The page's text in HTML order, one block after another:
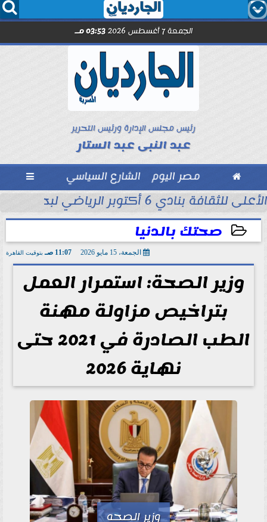
  
الجمعة 7 أغسطس 2026 03:53 مـ
رئيس مجلس الإدارة ورئيس التحرير
عبد النبى عبد الستار
 مصر اليوم الشارع السياسي 
التاريخ في...
الأعلى للثقافة بنادي 6 أكتوبر الرياضي لبحث ظاهرة العنف المجتمعي
صحتك بالدنيا
الجمعة، 15 مايو 2026 11:07 صـ بتوقيت القاهرة
وزير الصحة: استمرار العمل
بتراخيص مزاولة مهنة
الطب الصادرة في 2021 حتى
نهاية 2026
وزير الصحه